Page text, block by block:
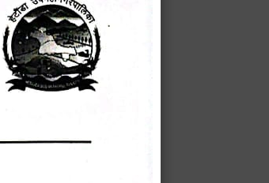
Phone: 9855010111
सविन न्यौपाने